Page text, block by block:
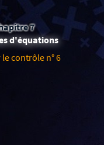
7
d'équations
contrôle n° 6